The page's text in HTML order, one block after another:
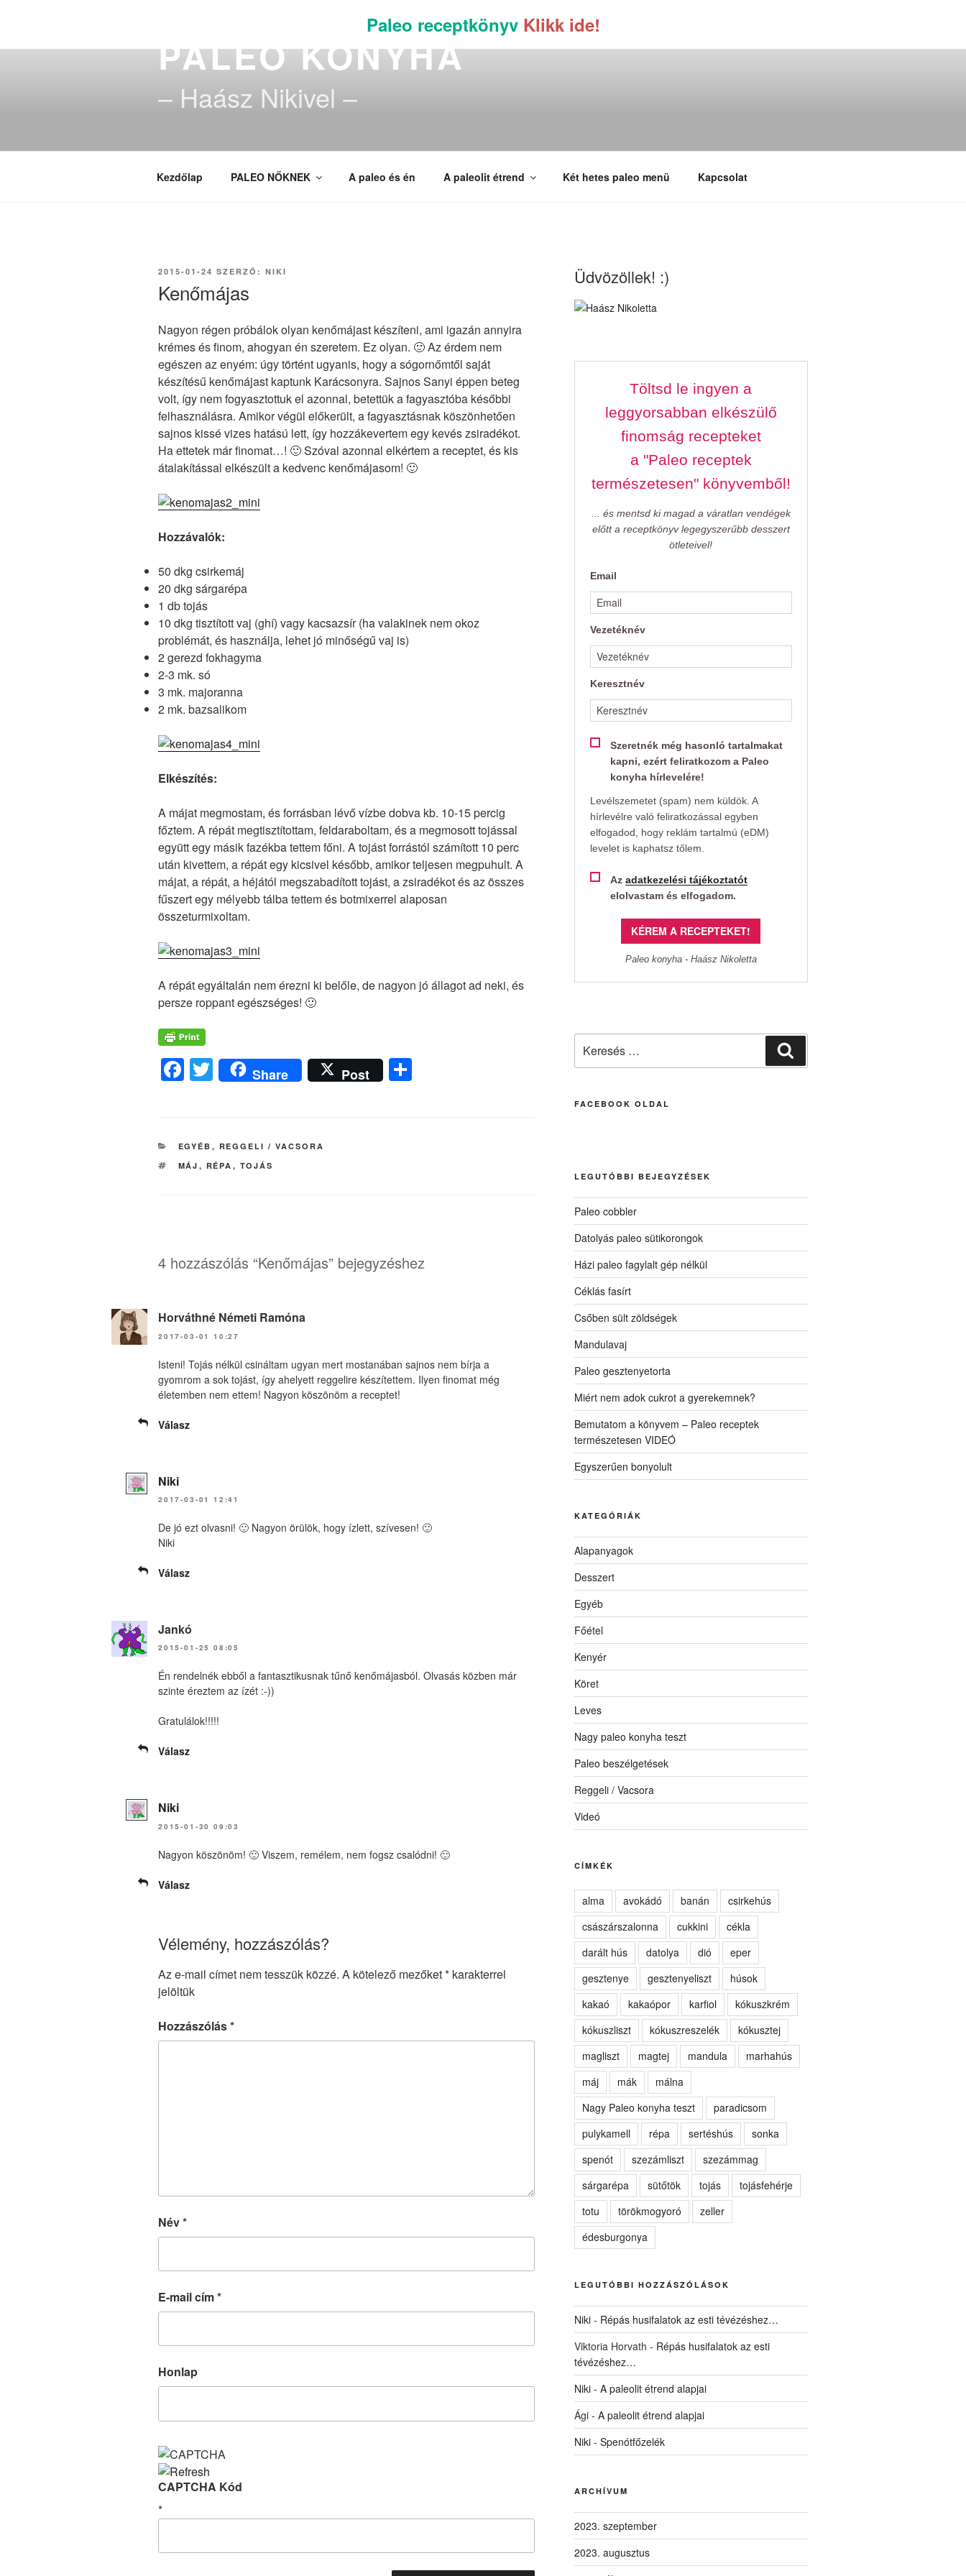
Paleo receptkönyv Klikk ide!
PALEO KONYHA
– Haász Nikivel –
Kezdőlap PALEO NŐKNEK A paleo és én A paleolit étrend Két hetes paleo menü Kapcsolat
BEKÜLDVE:
2015-01-24 SZERZŐ: NIKI
Kenőmájas
Nagyon régen próbálok olyan kenőmájast készíteni, ami igazán annyira
krémes és finom, ahogyan én szeretem. Ez olyan. 🙂 Az érdem nem
egészen az enyém: úgy történt ugyanis, hogy a sógornőmtől saját
készítésű kenőmájast kaptunk Karácsonyra. Sajnos Sanyi éppen beteg
volt, így nem fogyasztottuk el azonnal, betettük a fagyasztóba későbbi
felhasználásra. Amikor végül előkerült, a fagyasztásnak köszönhetően
sajnos kissé vizes hatású lett, így hozzákevertem egy kevés zsiradékot.
Ha ettetek már finomat…! 🙂 Szóval azonnal elkértem a receptet, és kis
átalakítással elkészült a kedvenc kenőmájasom! 🙂
Hozzávalók:
50 dkg csirkemáj
20 dkg sárgarépa
1 db tojás
10 dkg tisztított vaj (ghí) vagy kacsazsír (ha valakinek nem okoz
problémát, és használja, lehet jó minőségű vaj is)
2 gerezd fokhagyma
2-3 mk. só
3 mk. majoranna
2 mk. bazsalikom
Elkészítés:
A májat megmostam, és forrásban lévő vízbe dobva kb. 10-15 percig
főztem. A répát megtisztítottam, feldaraboltam, és a megmosott tojással
együtt egy másik fazékba tettem főni. A tojást forrástól számított 10 perc
után kivettem, a répát egy kicsivel később, amikor teljesen megpuhult. A
májat, a répát, a héjától megszabadított tojást, a zsiradékot és az összes
fűszert egy mélyebb tálba tettem és botmixerrel alaposan
összeturmixoltam.
A répát egyáltalán nem érezni ki belőle, de nagyon jó állagot ad neki, és
persze roppant egészséges! 🙂
F
e
b
T
wi
er
Share Post
KATEGÓRIÁK
EGYÉB , REGGELI / VACSORA
CÍMKÉK
MÁJ , RÉPA , TOJÁS
4 hozzászólás “Kenőmájas” bejegyzéshez
Horváthné Németi Ramóna
2017-03-01 10:27
Isteni! Tojás nélkül csináltam ugyan mert mostanában sajnos nem bírja a
gyomrom a sok tojást, így ahelyett reggelire készítettem. Ilyen finomat még
életemben nem ettem! Nagyon köszönöm a receptet!
Válasz
Niki
2017-03-01 12:41
De jó ezt olvasni! 🙂 Nagyon örülök, hogy ízlett, szívesen! 🙂
Niki
Válasz
Jankó
2015-01-25 08:05
Én rendelnék ebből a fantasztikusnak tűnő kenőmájasból. Olvasás közben már
szinte éreztem az ízét :-))
Gratulálok!!!!!
Válasz
Niki
2015-01-30 09:03
Nagyon köszönöm! 🙂 Viszem, remélem, nem fogsz csalódni! 🙂
Válasz
Vélemény, hozzászólás?
Az e-mail címet nem tesszük közzé. A kötelező mezőket* karakterrel
jelöltük
Hozzászólás*
Név*
E-mail cím*
Honlap
CAPTCHA Kód
*
Üdvözöllek! :)
Töltsd le ingyen a
leggyorsabban elkészülő
finomság recepteket
a "Paleo receptek
természetesen" könyvemből!
... és mentsd ki magad a váratlan vendégek
előtt a receptkönyv legegyszerűbb desszert
ötleteivel!
Email
Vezetéknév
Keresztnév
Szeretnék még hasonló tartalmakat
kapni, ezért feliratkozom a Paleo
konyha hírlevelére!
Levélszemetet (spam) nem küldök. A
hírlevélre való feliratkozással egyben
elfogadod, hogy reklám tartalmú (eDM)
levelet is kaphatsz tőlem.
Az adatkezelési tájékoztatót
elolvastam és elfogadom.
KÉREM A RECEPTEKET!
Paleo konyha - Haász Nikoletta
következő
FACEBOOK OLDAL
LEGUTÓBBI BEJEGYZÉSEK
Paleo cobbler
Datolyás paleo sütikorongok
Házi paleo fagylalt gép nélkül
Céklás fasírt
Csőben sült zöldségek
Mandulavaj
Paleo gesztenyetorta
Miért nem adok cukrot a gyerekemnek?
Bemutatom a könyvem – Paleo receptek
természetesen VIDEÓ
Egyszerűen bonyolult
KATEGÓRIÁK
Alapanyagok
Desszert
Egyéb
Főétel
Kenyér
Köret
Leves
Nagy paleo konyha teszt
Paleo beszélgetések
Reggeli / Vacsora
Videó
CÍMKÉK
alma avokádó banán
csirkehús
császárszalonna
cukkini
cékla
darált hús
datolya dió
eper
gesztenye
gesztenyeliszt
húsok
kakaó
kakaópor karfiol
kókuszkrém
kókuszliszt
kókuszreszelék
kókusztej
magliszt
magtej mandula
marhahús
máj
mák
málna
Nagy Paleo konyha teszt
paradicsom
pulykamell
répa sertéshús
sonka
spenót
szezámliszt
szezámmag
sárgarépa
sütőtök tojás
tojásfehérje
totu
törökmogyoró
zeller
édesburgonya
LEGUTÓBBI HOZZÁSZÓLÁSOK
Niki- Répás husifalatok az esti tévézéshez…
Viktoria Horvath - Répás husifalatok az esti
tévézéshez…
Niki- A paleolit étrend alapjai
Ági- A paleolit étrend alapjai
Niki- Spenótfőzelék
ARCHÍVUM
2023. szeptember
2023. augusztus